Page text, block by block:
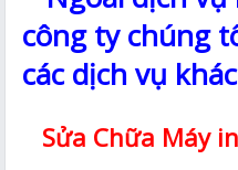
công ty chúng
các dịch vụ
Sửa Chữa Máy